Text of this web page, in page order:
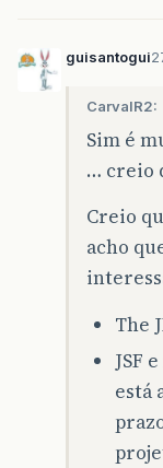
guisantogui
CarvalR2:
Sim é
… creio
Creio
acho
The
JSF
está